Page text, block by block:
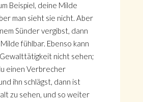
Beispiel, deine Milde
man sieht sie nicht. Aber
Sünder vergibst, dann
fühlbar. Ebenso kann
nicht sehen;
einen Verbrecher
ihn schlägst, dann ist
zu sehen, und so weiter